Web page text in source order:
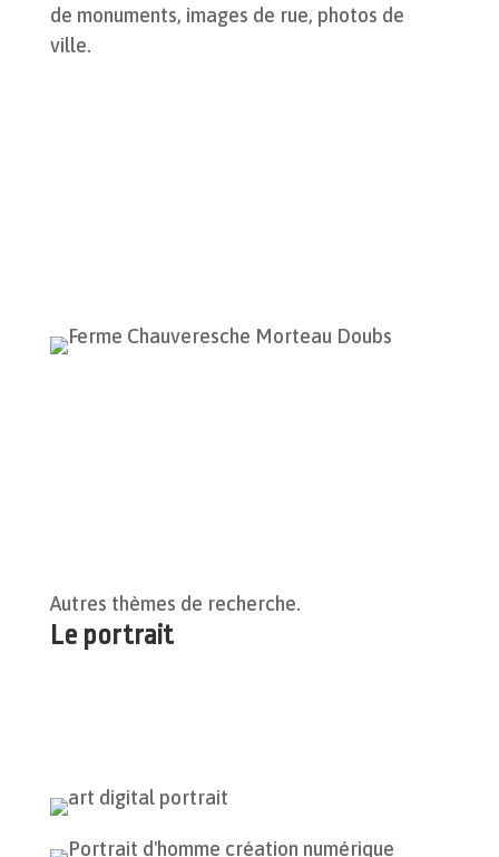
de monuments, images de rue, photos de
ville.
Autres thèmes de recherche.
Le portrait